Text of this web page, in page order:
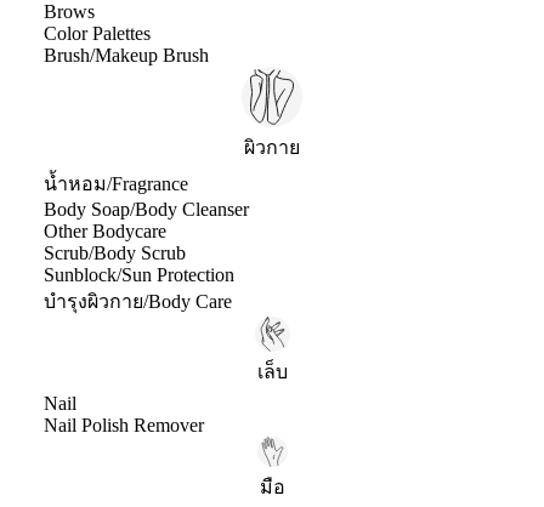
Brows
Color Palettes
Brush/Makeup Brush
ผิวกาย
น้ำหอม/Fragrance
Body Soap/Body Cleanser
Other Bodycare
Scrub/Body Scrub
Sunblock/Sun Protection
บำรุงผิวกาย/Body Care
เล็บ
Nail
Nail Polish Remover
มือ